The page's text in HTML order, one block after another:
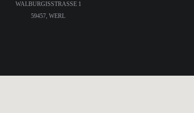
WALBURGISSTRASSE 1
59457, WERL